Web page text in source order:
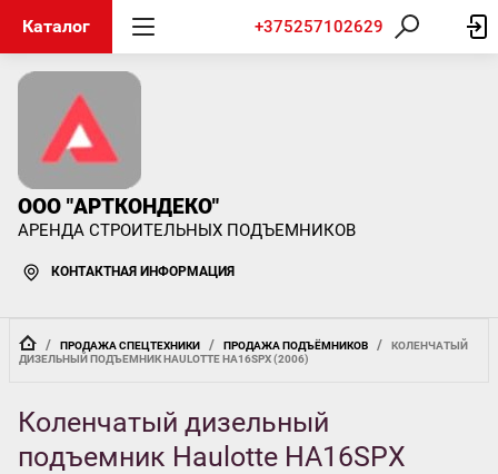
Каталог +375257102629
ООО "АРТКОНДЕКО"
АРЕНДА СТРОИТЕЛЬНЫХ ПОДЪЕМНИКОВ
КОНТАКТНАЯ ИНФОРМАЦИЯ
  /
ПРОДАЖА СПЕЦТЕХНИКИ
  /
ПРОДАЖА ПОДЪЁМНИКОВ
  /
КОЛЕНЧАТЫЙ
ДИЗЕЛЬНЫЙ ПОДЪЕМНИК HAULOTTE HA16SPX (2006)
Коленчатый дизельный
подъемник Haulotte HA16SPX